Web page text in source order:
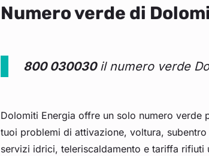
Numero verde di
800 030030il numero verde
Dolomiti Energia offre un solo numero
tuoi problemi di attivazione, voltura,
servizi idrici, teleriscaldamento e tariffa